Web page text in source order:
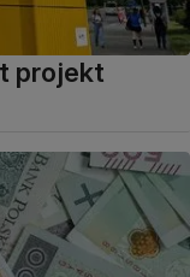
projekt